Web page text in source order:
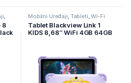
8
Mobilni Uređaji Tableti ,Wi-Fi
Tablet Blackview Link 1
KIDS 8,68″ WiFi 4GB 64GB